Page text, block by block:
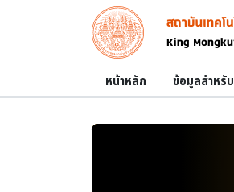
Skip to main content
Image
Main navigation
หน้าหลัก ข้อมูลสำหรับ